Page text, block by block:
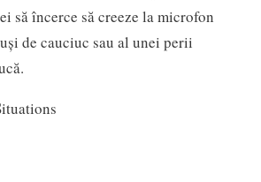
să încerce să creeze la microfon
de cauciuc sau al unei perii